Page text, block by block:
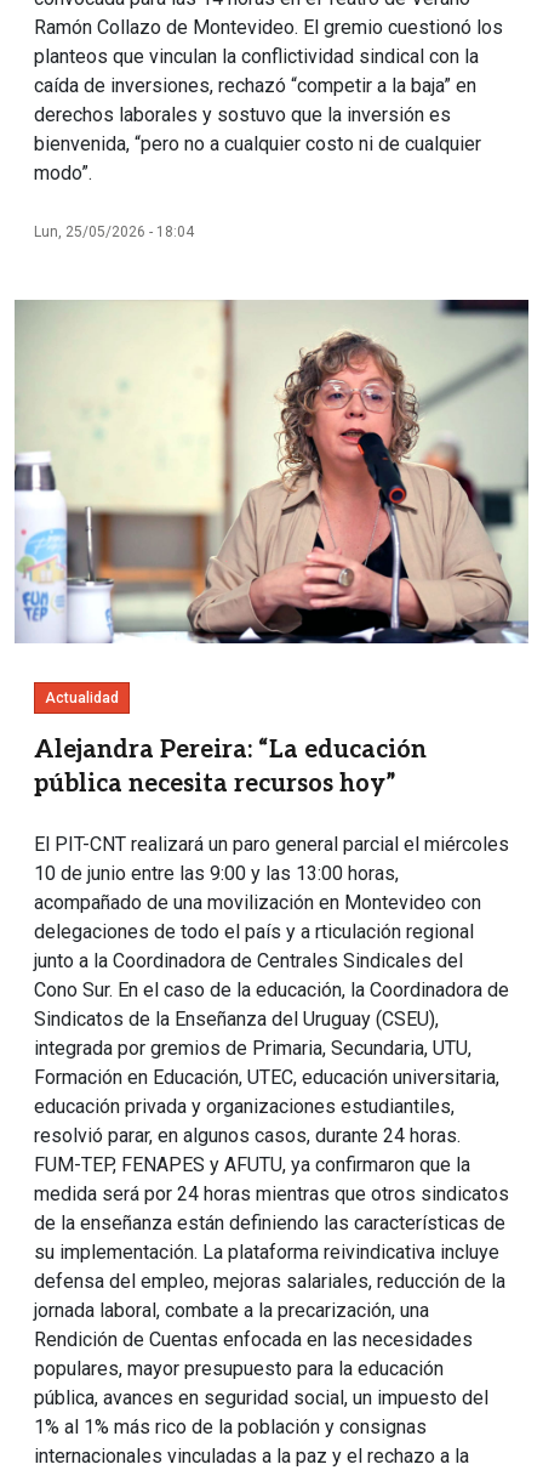
Ramón Collazo de Montevideo. El gremio cuestionó los
planteos que vinculan la conflictividad sindical con la
caída de inversiones, rechazó “competir a la baja” en
derechos laborales y sostuvo que la inversión es
bienvenida, “pero no a cualquier costo ni de cualquier
modo”.
Lun, 25/05/2026 - 18:04
Actualidad
Alejandra Pereira: “La educación
pública necesita recursos hoy”
El PIT-CNT realizará un paro general parcial el miércoles
10 de junio entre las 9:00 y las 13:00 horas,
acompañado de una movilización en Montevideo con
delegaciones de todo el país y a rticulación regional
junto a la Coordinadora de Centrales Sindicales del
Cono Sur. En el caso de la educación, la Coordinadora de
Sindicatos de la Enseñanza del Uruguay (CSEU),
integrada por gremios de Primaria, Secundaria, UTU,
Formación en Educación, UTEC, educación universitaria,
educación privada y organizaciones estudiantiles,
resolvió parar, en algunos casos, durante 24 horas.
FUM-TEP, FENAPES y AFUTU, ya confirmaron que la
medida será por 24 horas mientras que otros sindicatos
de la enseñanza están definiendo las características de
su implementación. La plataforma reivindicativa incluye
defensa del empleo, mejoras salariales, reducción de la
jornada laboral, combate a la precarización, una
Rendición de Cuentas enfocada en las necesidades
populares, mayor presupuesto para la educación
pública, avances en seguridad social, un impuesto del
1% al 1% más rico de la población y consignas
internacionales vinculadas a la paz y el rechazo a la